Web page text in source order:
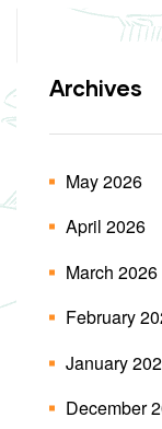
Archives
May 2026
April 2026
March 2026
February
January
December